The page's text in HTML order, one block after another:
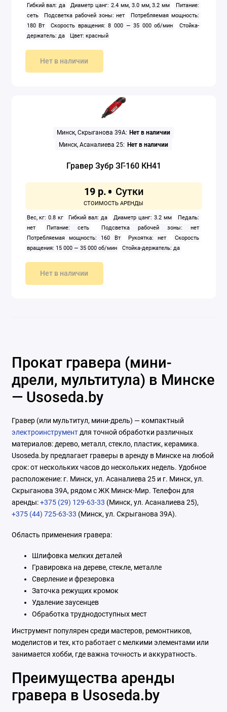
Гибкий вал: да Диаметр цанг: 2.4 мм, 3.0 мм, 3.2 мм
Питание:
сеть
Подсветка рабочей зоны: нет
Потребляемая мощность:
180 Вт
Скорость вращения: 8 000 — 35 000 об/мин
Стойка-
держатель: да
Цвет: красный
Нет в наличии
Минск, Скрыганова 39А: Нет в наличии
Минск, Асаналиева 25: Нет в наличии
Гравер Зубр ЗГ-160 КН41
19 р.
Вес, кг: 0.8 кг Гибкий вал: да Диаметр цанг: 3.2 мм
Педаль:
нет
Питание: сеть
Подсветка рабочей зоны: нет
Потребляемая мощность: 160 Вт
Рукоятка: нет
Скорость
вращения: 15 000 — 35 000 об/мин
Стойка-держатель: да
Нет в наличии
Прокат гравера (мини-
дрели, мультитула) в Минске
— Usoseda.by
Гравер (или мультитул, мини-дрель) — компактный
электроинструментдля точной обработки различных
материалов: дерево, металл, стекло, пластик, керамика.
Usoseda.by предлагает граверы в аренду в Минске на любой
срок: от нескольких часов до нескольких недель. Удобное
расположение: г. Минск, ул. Асаналиева 25 и г. Минск, ул.
Скрыганова 39А, рядом с ЖК Минск-Мир. Телефон для
аренды:+375 (29) 129-63-33 (Минск, ул. Асаналиева 25),
+375 (44) 725-63-33 (Минск, ул. Скрыганова 39А).
Область применения гравера:
Шлифовка мелких деталей
Гравировка на дереве, стекле, металле
Сверление и фрезеровка
Заточка режущих кромок
Удаление заусенцев
Обработка труднодоступных мест
Инструмент популярен среди мастеров, ремонтников,
моделистов и тех, кто работает с мелкими элементами или
занимается хобби, где важна точность и аккуратность.
Преимущества аренды
гравера в Usoseda.by